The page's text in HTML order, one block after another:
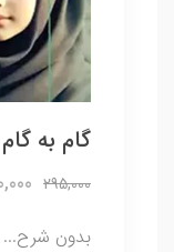
گام به
295,000
بدون شرح...